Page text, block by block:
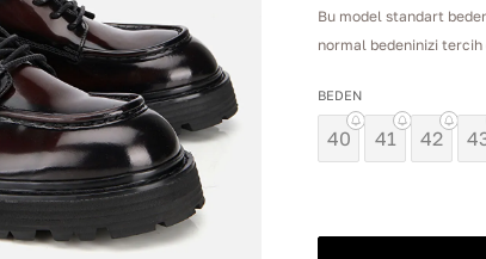
Bu model standart
normal bedeninizi
BEDEN
40 41 42